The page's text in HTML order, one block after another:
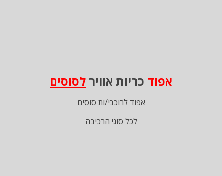
אפוד כריות אוויר לסוסים
אפוד לרוכבי/ות סוסים
לכל סוגי הרכיבה